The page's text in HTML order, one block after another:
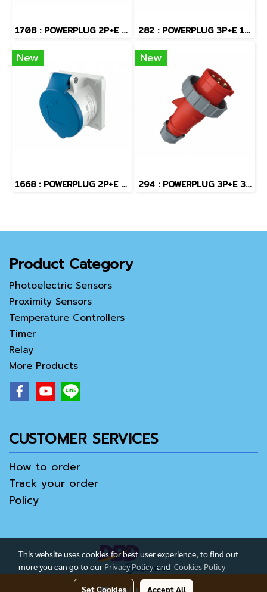
1708 : POWERPLUG 2P+E 16A230Vเมียฝัง(IP67) 282 : POWERPLUG 3P+E 16A400Vผู้(IP67)
New
1668 : POWERPLUG 2P+E 16A230Vเมียฝัง(IP44)
New
294 : POWERPLUG 3P+E 32A400Vผู้(IP67)
Product Category
Photoelectric Sensors
Proximity Sensors
Temperature Controllers
Timer
Relay
More Products
CUSTOMER SERVICES
How to order
Track your order
Policy
This website uses cookies for best user experience, to find out
more you can go to our Privacy Policyand Cookies Policy
Set Cookies Accept All